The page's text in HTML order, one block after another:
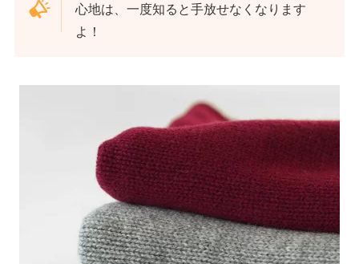
心地は、一度知ると手放せなくなります
よ！